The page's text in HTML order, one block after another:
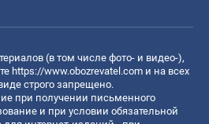
(в том числе фото- и видео-),
https://www.obozrevatel.com и на всех
строго запрещено.
при получении письменного
и при условии обязательной